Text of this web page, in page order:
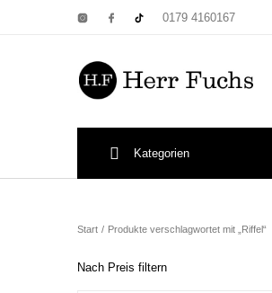
0179 4160167
Kategorien
Start / Produkte verschlagwortet mit „Riffel“
Nach Preis filtern